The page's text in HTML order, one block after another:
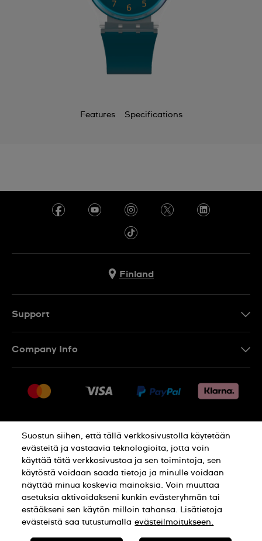
Features Specifications
Finland
Support
Palautukset
Myyntiehdot
Withdraw from contract
Company Info
Jobs
Privacy Policy Cookie Notice
Terms of use
Suostun siihen, että tällä verkkosivustolla käytetään
evästeitä ja vastaavia teknologioita, jotta voin
käyttää tätä verkkosivustoa ja sen toimintoja, sen
käytöstä voidaan saada tietoja ja minulle voidaan
näyttää minua koskevia mainoksia. Voin muuttaa
asetuksia aktivoidakseni kunkin evästeryhmän tai
estääkseni sen käytön milloin tahansa. Lisätietoja
evästeistä saa tutustumalla evästeilmoitukseen.